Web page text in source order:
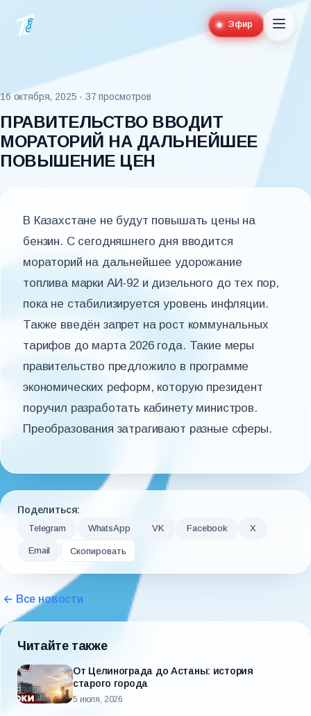
Эфир
16 октября, 2025 · 37 просмотров
ПРАВИТЕЛЬСТВО ВВОДИТ
МОРАТОРИЙ НА ДАЛЬНЕЙШЕЕ
ПОВЫШЕНИЕ ЦЕН
В Казахстане не будут повышать цены на
бензин. С сегодняшнего дня вводится
мораторий на дальнейшее удорожание
топлива марки АИ-92 и дизельного до тех пор,
пока не стабилизируется уровень инфляции.
Также введён запрет на рост коммунальных
тарифов до марта 2026 года. Такие меры
правительство предложило в программе
экономических реформ, которую президент
поручил разработать кабинету министров.
Преобразования затрагивают разные сферы.
Поделиться:
Telegram WhatsApp VK Facebook X
Email Скопировать
← Все новости
Читайте также
От Целинограда до Астаны: история
старого города
5 июля, 2026